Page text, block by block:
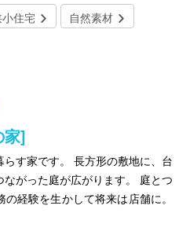
住宅
自然素材
家]
す家です。 長方形の敷地に、台
がった庭が広がります。 庭とつ
経験を生かして将来は店舗に。